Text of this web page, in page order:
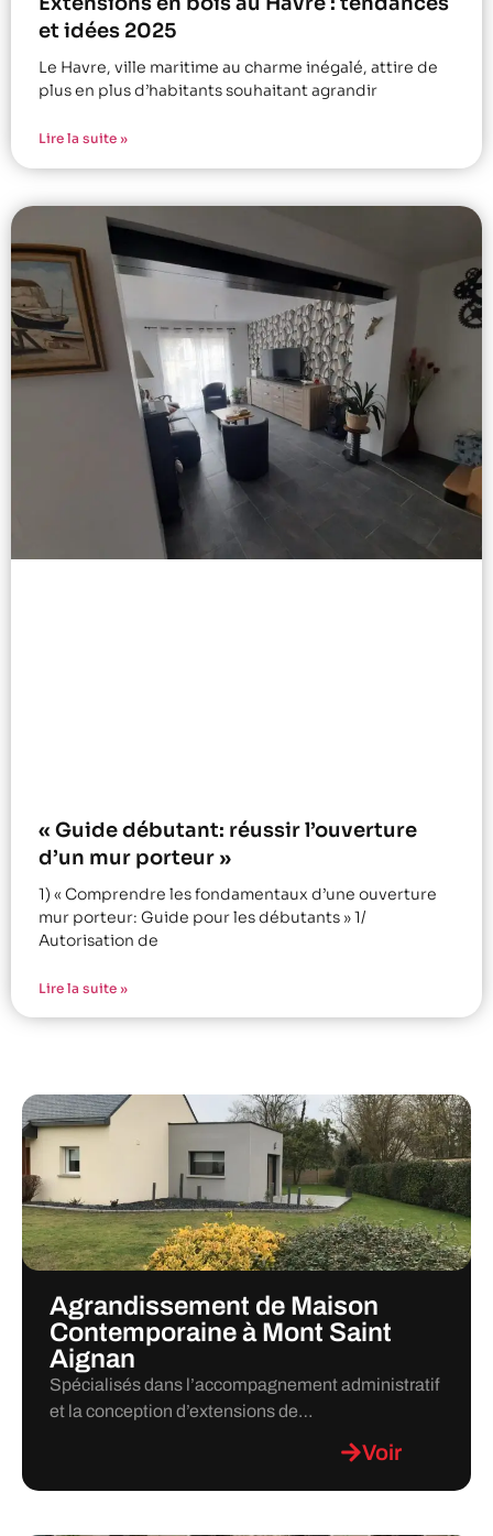
et idées 2025
Le Havre, ville maritime au charme inégalé, attire de
plus en plus d’habitants souhaitant agrandir
Lire la suite »
« Guide débutant: réussir l’ouverture
d’un mur porteur »
1) « Comprendre les fondamentaux d’une ouverture
mur porteur: Guide pour les débutants » 1/
Autorisation de
Lire la suite »
Agrandissement de Maison
Contemporaine à Mont Saint
Aignan
Spécialisés dans l’accompagnement administratif
et la conception d’extensions de…
Voir